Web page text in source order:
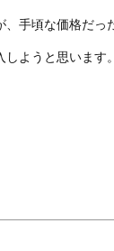
手頃な価格だっ
ようと思います。